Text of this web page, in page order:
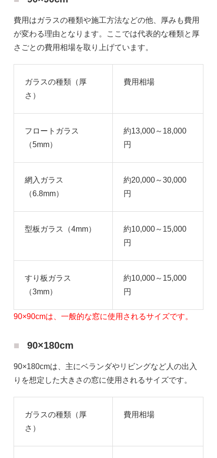
費用はガラスの種類や施工方法などの他、厚みも費用
が変わる理由となります。ここでは代表的な種類と厚
さごとの費用相場を取り上げています。
ガラスの種類（厚
さ）
費用相場
フロートガラス
（5mm）
約13,000～18,000
円
網入ガラス
（6.8mm）
約20,000～30,000
円
型板ガラス（4mm）
約10,000～15,000
円
すり板ガラス
（3mm）
約10,000～15,000
円
90×90cmは、一般的な窓に使用されるサイズです。
90×180cm
90×180cmは、主にベランダやリビングなど人の出入
りを想定した大きさの窓に使用されるサイズです。
ガラスの種類（厚
さ）
費用相場